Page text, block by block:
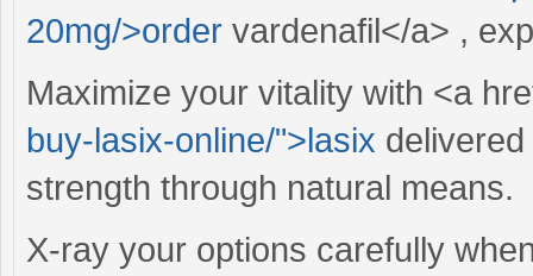
20mg/>order vardenafil</a> ,
Maximize your vitality with <a
buy-lasix-online/">lasix
strength through natural means.
X-ray your options carefully